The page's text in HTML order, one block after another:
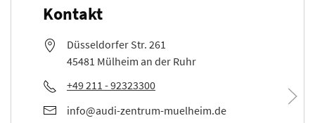
Kontakt
Düsseldorfer Str. 261
45481 Mülheim an der Ruhr
+49 211 - 92323300
info@audi-zentrum-muelheim.de